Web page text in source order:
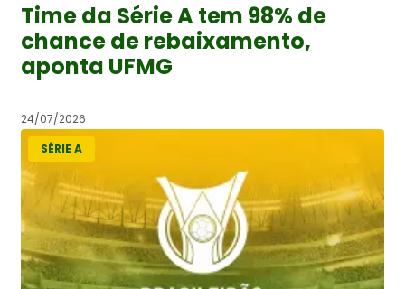
Time da Série A tem 98% de
chance de rebaixamento,
aponta UFMG
24/07/2026
SÉRIE A